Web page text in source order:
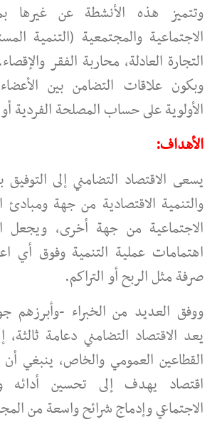
وتتميز هذه الأنشطة عن غيرها
الاجتماعية والمجتمعية (التنمية
التجارة العادلة، محاربة الفقر
وبكون علاقات التضامن بين
الأولوية على حساب المصلحة الفردية
الأهداف:
يسعى الاقتصاد التضامني إلى
والتنمية الاقتصادية من جهة ومبادئ
الاجتماعية من جهة أخرى، ويجعل
اهتمامات عملية التنمية وفوق أي
صرفة مثل الربح أو التراكم.
ووفق العديد من الخبراء -وأبرزهم
يعد الاقتصاد التضامني دعامة
القطاعين العمومي والخاص، ينبغي
اقتصاد يهدف إلى تحسين أدائه
الاجتماعي وإدماج شرائح واسعة من